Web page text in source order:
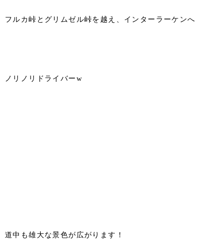
フルカ峠とグリムゼル峠を越え、インターラーケンへ
ノリノリドライバーw
道中も雄大な景色が広がります！